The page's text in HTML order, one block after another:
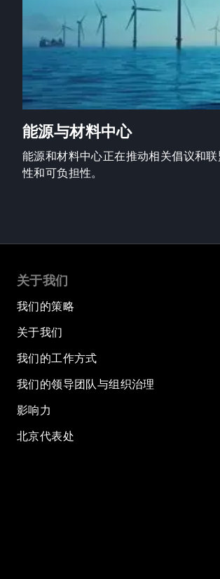
能源与材料中心
能源和材料中心正在推动相关倡议和
性和可负担性。
关于我们
我们的策略
关于我们
我们的工作方式
我们的领导团队与组织治理
影响力
北京代表处